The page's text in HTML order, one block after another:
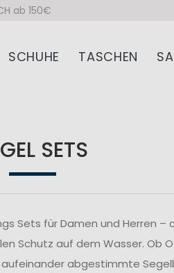
ab 150€
SCHUHE TASCHEN
SETS
Sets für Damen und Herren
Schutz auf dem Wasser. Ob
abgestimmte